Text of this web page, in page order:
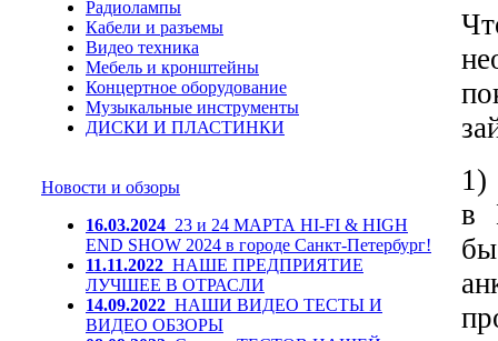
Радиолампы
Кабели и разъемы
Видео техника
Мебель и кронштейны
Концертное оборудование
Музыкальные инструменты
ДИСКИ И ПЛАСТИНКИ
Новости и обзоры
16.03.2024 23 и 24 МАРТА HI-FI & HIGH
END SHOW 2024 в городе Санкт-Петербург!
11.11.2022 НАШЕ ПРЕДПРИЯТИЕ
ЛУЧШЕЕ В ОТРАСЛИ
14.09.2022 НАШИ ВИДЕО ТЕСТЫ И
ВИДЕО ОБЗОРЫ
1)
в